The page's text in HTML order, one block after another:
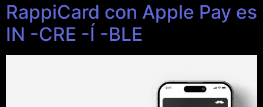
RappiCard con Apple Pay es
IN -CRE -Í -BLE